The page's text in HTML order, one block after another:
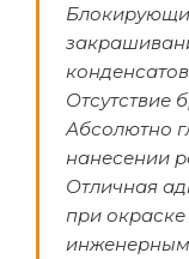
Отсутствие
Абсолютно
нанесении
Отличная
при